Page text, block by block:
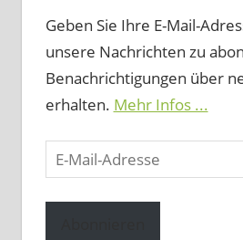
Geben Sie Ihre E-Mail-
unsere Nachrichten zu
Benachrichtigungen über
erhalten. Mehr Infos ...
E-
Mail-
Adresse